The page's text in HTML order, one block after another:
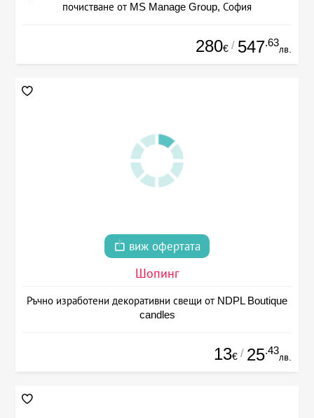
почистване от MS Manage Group, София
280€ / 547.63
лв.
виж офертата
Шопинг
Ръчно изработени декоративни свещи от NDPL Boutique
candles
13€ / 25.43
лв.